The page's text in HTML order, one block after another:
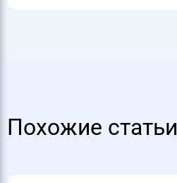
Похожие статьи